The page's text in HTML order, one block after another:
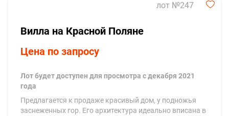
лот №247
Вилла на Красной Поляне
Цена по запросу
Лот будет доступен для просмотра с декабря 2021
года
Предлагается к продаже красивый дом, у подножья
заснеженных гор. Его архитектура идеально вписана в